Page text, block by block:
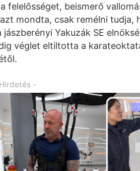
felelősséget, beismerő
mondta, csak remélni tudja,
Yakuzák SE
véglet eltiltotta a
-